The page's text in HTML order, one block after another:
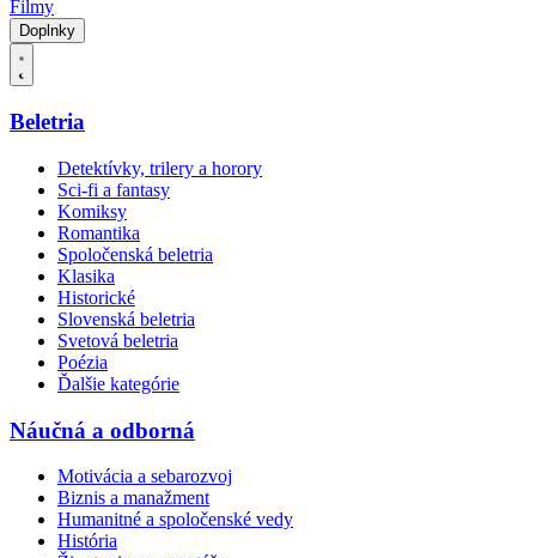
Filmy
Doplnky
Beletria
Detektívky, trilery a horory
Sci-fi a fantasy
Komiksy
Romantika
Spoločenská beletria
Klasika
Historické
Slovenská beletria
Svetová beletria
Poézia
Ďalšie kategórie
Náučná a odborná
Motivácia a sebarozvoj
Biznis a manažment
Humanitné a spoločenské vedy
História